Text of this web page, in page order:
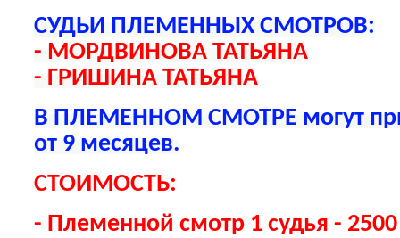
СУДЬИ ПЛЕМЕННЫХ СМОТРОВ:
- МОРДВИНОВА ТАТЬЯНА
- ГРИШИНА ТАТЬЯНА
В ПЛЕМЕННОМ СМОТРЕ могут
от 9 месяцев.
СТОИМОСТЬ:
- Племенной смотр 1 судья -